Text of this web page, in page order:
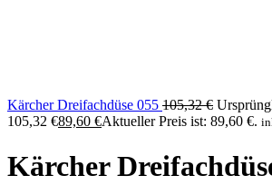
Kärcher Dreifachdüse 055 105,32€
105,32 €89,60 €Aktueller Preis ist: 89,60 €.
Kärcher